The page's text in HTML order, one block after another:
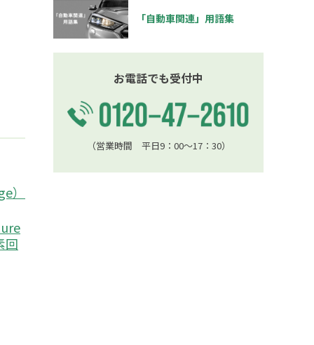
）
回
「自動車関連」用語集
お電話でも受付中
（営業時間 平日9：00〜17：30）